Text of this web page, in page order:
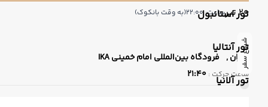
تور استانبول
تور آنتالیا
تور آلانیا
20 تیر ساعت: 22:00 (به وقت بانکوک)
شروع سفر
تهران , فرودگاه بین‌المللی امام خمینی IKA
ساعت حرکت : 21:40